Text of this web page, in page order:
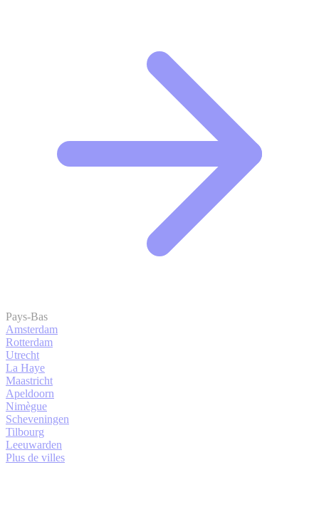
Pays-Bas
Amsterdam
Rotterdam
Utrecht
La Haye
Maastricht
Apeldoorn
Nimègue
Scheveningen
Tilbourg
Leeuwarden
Plus de villes